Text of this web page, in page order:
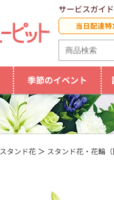
サービスガイド
当日配達特
季節のイベント
スタンド花 スタンド花・花輪